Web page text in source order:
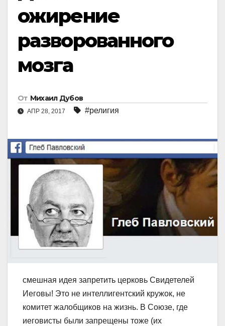
ожирение
разворованного
мозга
От Михаил Дубов
АПР 28, 2017 #религия
смешная идея запретить церковь Свидетелей
Иеговы! Это не интеллигентский кружок, не
комитет жалобщиков на жизнь. В Союзе, где
иеговисты были запрещены тоже (их